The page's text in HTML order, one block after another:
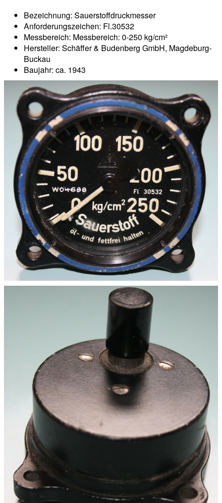
Bezeichnung: Sauerstoffdruckmesser
Anforderungszeichen: Fl.30532
Messbereich: Messbereich: 0-250 kg/cm²
Hersteller: Schäffer & Budenberg GmbH, Magdeburg-
Buckau
Baujahr: ca. 1943